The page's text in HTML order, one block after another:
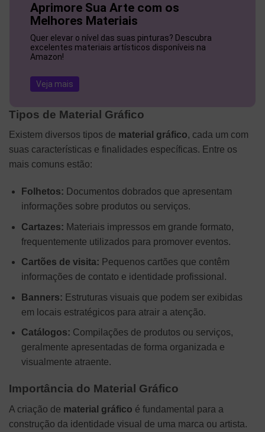
Aprimore Sua Arte com os
Melhores Materiais
Quer elevar o nível das suas pinturas? Descubra
excelentes materiais artísticos disponíveis na
Amazon!
Veja mais
Tipos de Material Gráfico
Existem diversos tipos de material gráfico, cada um com
suas características e finalidades específicas. Entre os
mais comuns estão:
Folhetos: Documentos dobrados que apresentam
informações sobre produtos ou serviços.
Cartazes: Materiais impressos em grande formato,
frequentemente utilizados para promover eventos.
Cartões de visita: Pequenos cartões que contêm
informações de contato e identidade profissional.
Banners: Estruturas visuais que podem ser exibidas
em locais estratégicos para atrair a atenção.
Catálogos: Compilações de produtos ou serviços,
geralmente apresentadas de forma organizada e
visualmente atraente.
Importância do Material Gráfico
A criação de material gráfico é fundamental para a
construção da identidade visual de uma marca ou artista.